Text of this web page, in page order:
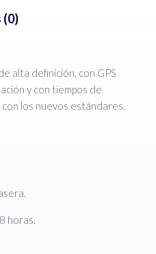
(0)
alta definición, con GPS
y con tiempos de
los nuevos estándares.
horas.